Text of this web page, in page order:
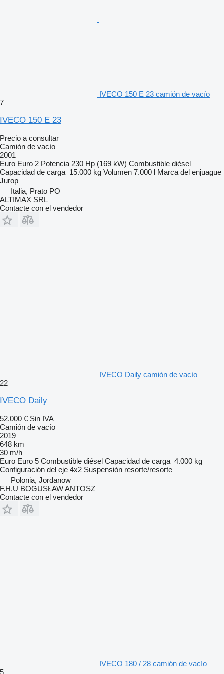
IVECO 150 E 23 camión de vacío
7
IVECO 150 E 23
Precio a consultar
Camión de vacío
2001
Euro Euro 2 Potencia 230 Hp (169 kW) Combustible diésel
Capacidad de carga 15.000 kg Volumen 7.000 l Marca del enjuague
Jurop
Italia, Prato PO
ALTIMAX SRL
Contacte con el vendedor
IVECO Daily camión de vacío
22
IVECO Daily
52.000 € Sin IVA
Camión de vacío
2019
648 km
30 m/h
Euro Euro 5 Combustible diésel Capacidad de carga 4.000 kg
Configuración del eje 4x2 Suspensión resorte/resorte
Polonia, Jordanow
F.H.U BOGUSŁAW ANTOSZ
Contacte con el vendedor
IVECO 180 / 28 camión de vacío
5